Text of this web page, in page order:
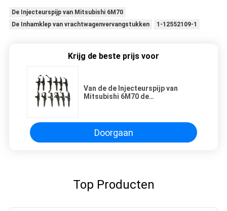
De Injecteurspijp van Mitsubishi 6M70
De Inhamklep van vrachtwagenvervangstukken
1-12552109-1
Krijg de beste prijs voor
Van de de Injecteurspijp van
Mitsubishi 6M70 de
Doorgaan
Top Producten